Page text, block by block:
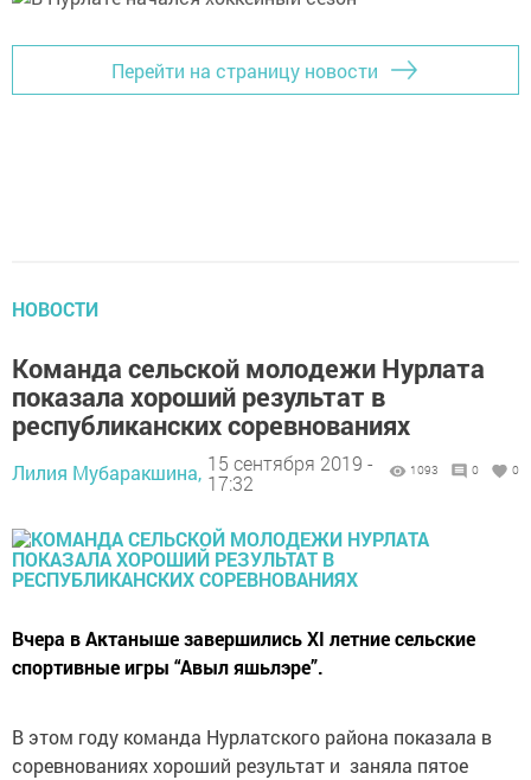
Перейти на страницу новости
НОВОСТИ
Команда сельской молодежи Нурлата
показала хороший результат в
республиканских соревнованиях
Лилия Мубаракшина, 15 сентября 2019 -
17:32
1093 0 0
Вчера в Актаныше завершились XI летние сельские
спортивные игры “Авыл яшьлэре”.
В этом году команда Нурлатского района показала в
соревнованиях хороший результат и заняла пятое